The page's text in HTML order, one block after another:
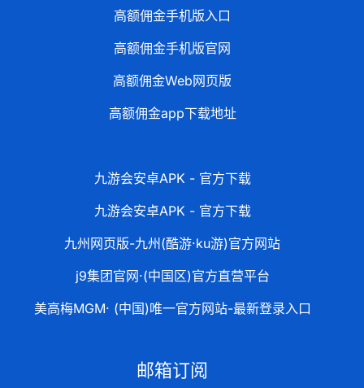
高额佣金手机版入口
高额佣金手机版官网
高额佣金Web网页版
高额佣金app下载地址
九游会安卓APK - 官方下载
九游会安卓APK - 官方下载
九州网页版-九州(酷游·ku游)官方网站
j9集团官网·(中国区)官方直营平台
美高梅MGM· (中国)唯一官方网站-最新登录入口
邮箱订阅